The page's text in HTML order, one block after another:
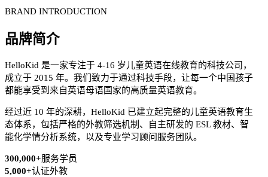
BRAND INTRODUCTION
品牌简介
HelloKid 是一家专注于 4-16 岁儿童英语在线教育的科技公司，
成立于 2015 年。我们致力于通过科技手段，让每一个中国孩子
都能享受到来自英语母语国家的高质量英语教育。
经过近 10 年的深耕，HelloKid 已建立起完整的儿童英语教育生
态体系，包括严格的外教筛选机制、自主研发的 ESL 教材、智
能化学情分析系统，以及专业学习顾问服务团队。
300,000+服务学员
5,000+认证外教